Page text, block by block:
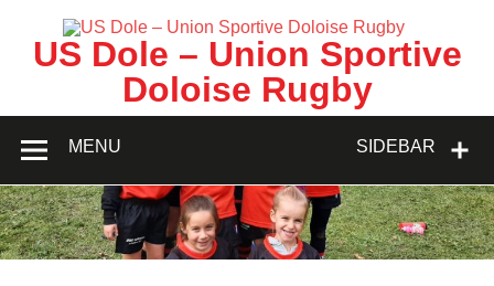
contentUS Dole – Union Sportive
Doloise Rugby
SIDEBAR
MENU